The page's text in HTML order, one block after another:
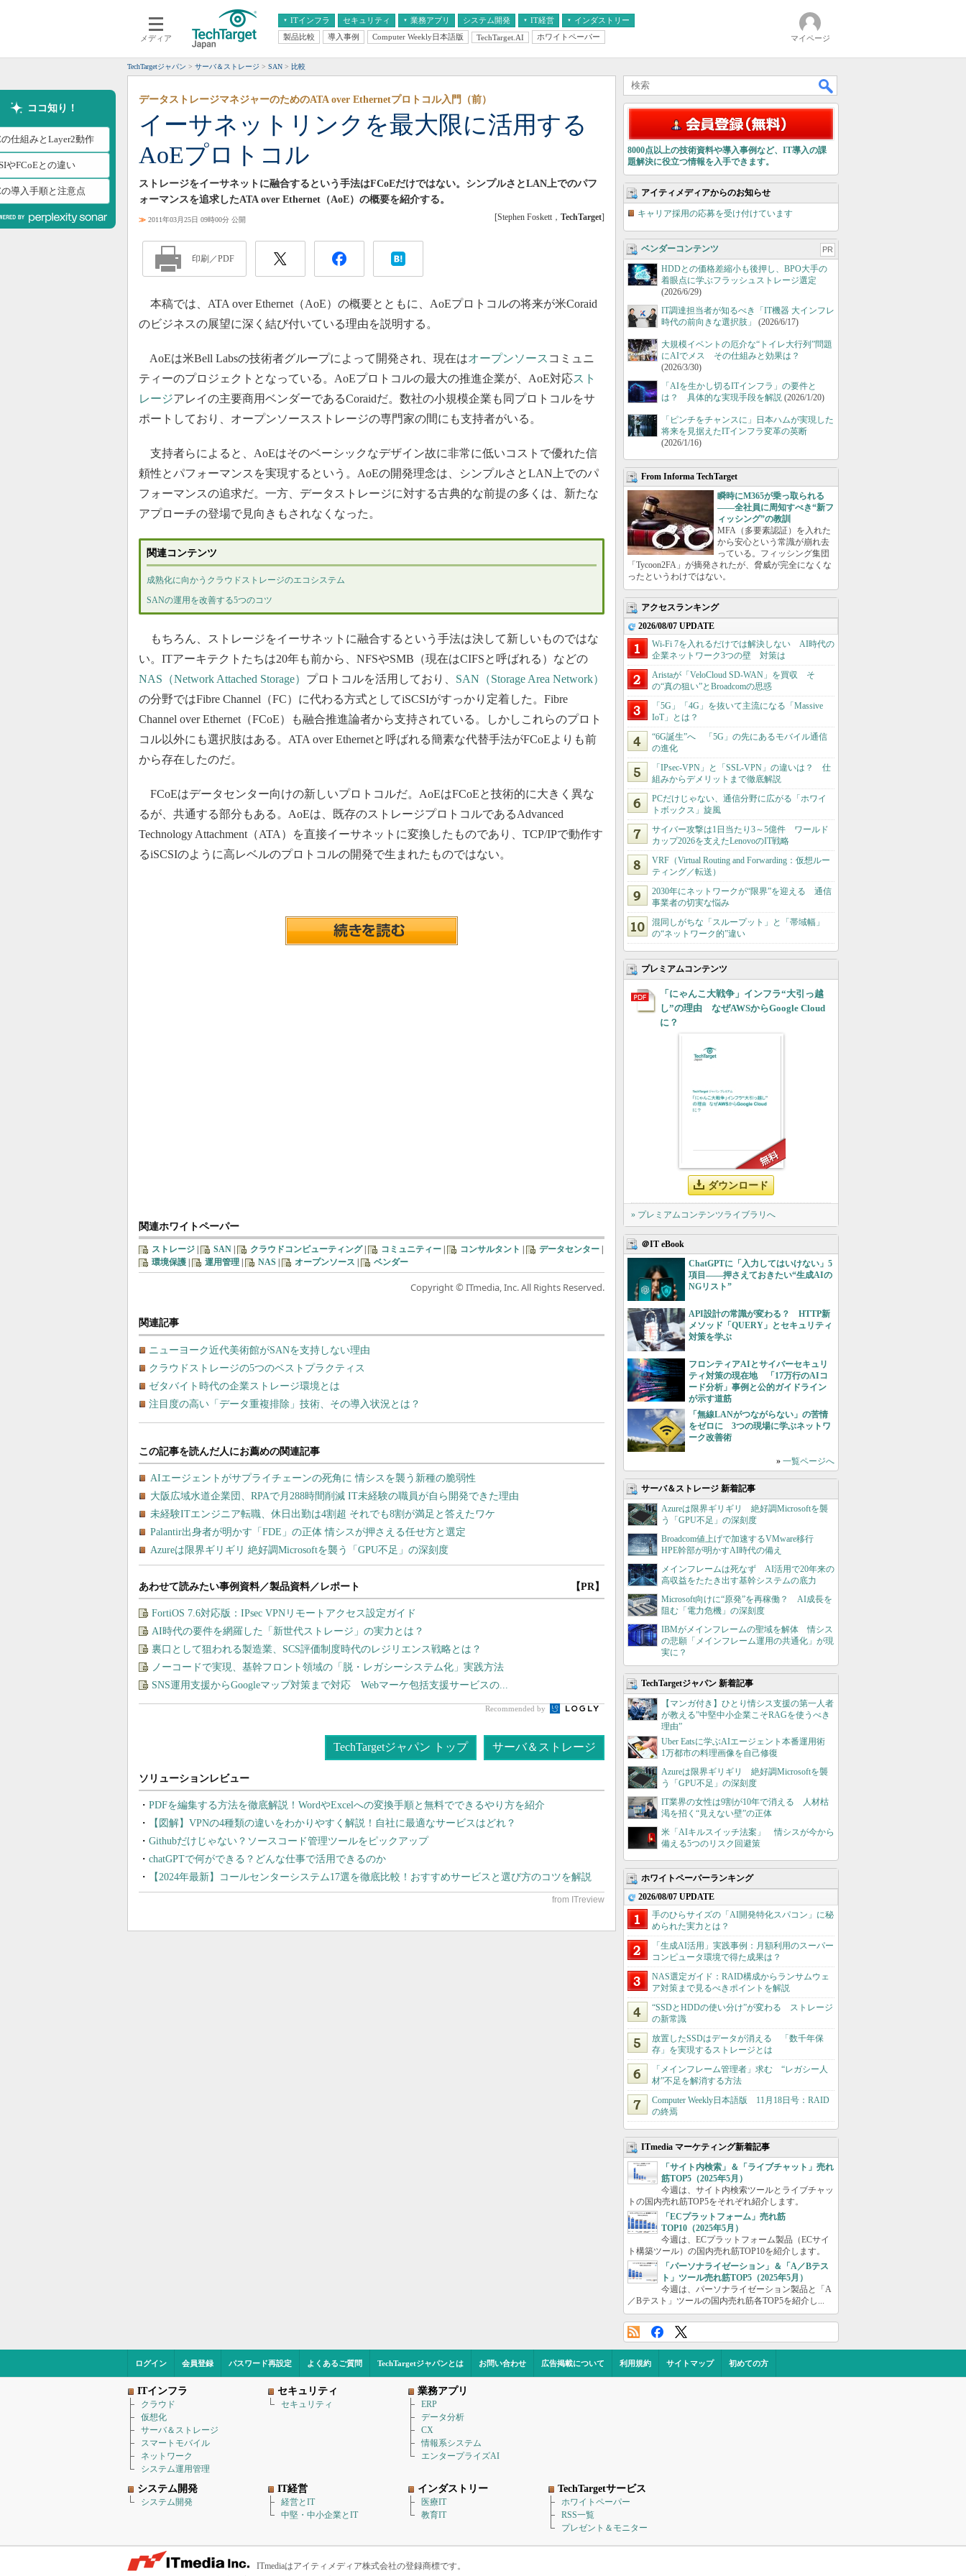
メディア
ITインフラ
クラウド
スマートモバイル
ネットワーク
システム運用管理
セキュリティ 業務アプリ
エンタープライズAI
ERP
CX
情報系システム
システム開発 IT経営
経営とIT
インダストリー
医療IT
製品比較 導入事例 Computer Weekly日本語版 TechTarget.AI ホワイトペーパー マイページ
TechTargetジャパン サーバ＆ストレージ SAN 比較
ココ知り！
仕組みとLayer2動作
やFCoEとの違い
導入手順と注意点
イーサネットリンクを最大限に活用する
AoEプロトコル
データストレージマネジャーのためのATA over Ethernetプロトコル入門（前）
ストレージをイーサネットに融合するという手法はFCoEだけではない。シンプルさとLAN上でのパフ
ォーマンスを追求したATA over Ethernet（AoE）の概要を紹介する。
≫ 2011年03月25日 09時00分 公開 [Stephen Foskett， TechTarget]
印刷／PDF
本稿では、ATA over Ethernet（AoE）の概要とともに、AoEプロトコルの将来が米Coraid
のビジネスの展望に深く結び付いている理由を説明する。
AoEは米Bell Labsの技術者グループによって開発され、現在はオープンソース コミュニ
ティーのプロジェクトとなっている。AoEプロトコルの最大の推進企業が、AoE対応スト
レージアレイの主要商用ベンダーであるCoraidだ。数社の小規模企業も同プロトコルをサ
ポートしており、オープンソースストレージの専門家の間にも支持者がいる。
支持者らによると、AoEはそのベーシックなデザイン故に非常に低いコストで優れた信
頼性とパフォーマンスを実現するという。AoEの開発理念は、シンプルさとLAN上でのパ
フォーマンスの追求だ。一方、データストレージに対する古典的な前提の多くは、新たな
アプローチの登場で見向きもされなくなった。
関連コンテンツ
成熟化に向かうクラウドストレージのエコシステム
SANの運用を改善する5つのコツ
もちろん、ストレージをイーサネットに融合するという手法は決して新しいものではな
い。ITアーキテクトたちは20年も前から、NFSやSMB（現在はCIFSと呼ばれる）などの
NAS（Network Attached Storage） プロトコルを活用しており、 SAN（Storage Area Network）
の分野ではFibre Channel（FC）に代わる方式としてiSCSIがすっかり定着した。Fibre
Channel over Ethernet（FCoE）も融合推進論者から支持されている。しかしこれらのプロト
コル以外にも選択肢はある。ATA over Ethernetと呼ばれる簡素な代替手法がFCoEよりも前
から存在したのだ。
FCoEはデータセンター向けの新しいプロトコルだ。AoEはFCoEと技術的に大きく異な
るが、共通する部分もある。AoEは、既存のストレージプロトコルであるAdvanced
Technology Attachment（ATA）を直接イーサネットに変換したものであり、TCP/IPで動作す
るiSCSIのように高レベルのプロトコルの開発で生まれたものではない。
関連ホワイトペーパー
ストレージ SAN クラウドコンピューティング| コミュニティー コンサルタント データセンター
環境保護
運用管理 NAS オープンソース ベンダー
Copyright © ITmedia, Inc. All Rights Reserved.
関連記事
ニューヨーク近代美術館がSANを支持しない理由
クラウドストレージの5つのベストプラクティス
ゼタバイト時代の企業ストレージ環境とは
注目度の高い「データ重複排除」技術、その導入状況とは？
あわせて読みたい事例資料／製品資料／レポート 【PR】
FortiOS 7.6対応版：IPsec VPNリモートアクセス設定ガイド
AI時代の要件を網羅した「新世代ストレージ」の実力とは？
裏口として狙われる製造業、SCS評価制度時代のレジリエンス戦略とは？
ノーコードで実現、基幹フロント領域の「脱・レガシーシステム化」実践方法
SNS運用支援からGoogleマップ対策まで対応 Webマーケ包括支援サービスの...
Recommended by
TechTargetジャパン トップ サーバ＆ストレージ
PDFを編集する方法を徹底解説！WordやExcelへの変換手順と無料でできるやり方を紹介
【図解】VPNの4種類の違いをわかりやすく解説！自社に最適なサービスはどれ？
Githubだけじゃない？ソースコード管理ツールをピックアップ
chatGPTで何ができる？どんな仕事で活用できるのか
【2024年最新】コールセンターシステム17選を徹底比較！おすすめサービスと選び方のコツを解説
8000点以上の技術資料や導入事例など、IT導入の課
題解決に役立つ情報を入手できます。
アイティメディアからのお知らせ
キャリア採用の応募を受け付けています
ベンダーコンテンツ PR
HDDとの価格差縮小も後押し、BPO大手の
着眼点に学ぶフラッシュストレージ選定
(2026/6/29)
IT調達担当者が知るべき「IT機器 大インフレ
時代の前向きな選択肢」
(2026/6/17)
大規模イベントの厄介な“トイレ大行列”問題
にAIでメス その仕組みと効果は？
(2026/3/30)
「AIを生かし切るITインフラ」の要件と
は？ 具体的な実現手段を解説 (2026/1/20)
「ピンチをチャンスに」日本ハムが実現した
将来を見据えたITインフラ変革の英断
(2026/1/16)
From Informa TechTarget
瞬時にM365が乗っ取られる
――全社員に周知すべき“新フ
ィッシング”の教訓
MFA（多要素認証）を入れた
から安心という常識が崩れ去
っている。フィッシング集団
「Tycoon2FA」が摘発されたが、脅威が完全になくな
ったというわけではない。
アクセスランキング
2026/08/07 UPDATE
Wi-Fi 7を入れるだけでは解決しない AI時代の
企業ネットワーク3つの壁 対策は
Aristaが「VeloCloud SD-WAN」を買収 そ
の“真の狙い”とBroadcomの思惑
「5G」「4G」を抜いて主流になる「Massive
IoT」とは？
“6G誕生”へ 「5G」の先にあるモバイル通信
の進化
「IPsec-VPN」と「SSL-VPN」の違いは？ 仕
組みからデメリットまで徹底解説
PCだけじゃない、通信分野に広がる「ホワイ
トボックス」旋風
サイバー攻撃は1日当たり3～5億件 ワールド
カップ2026を支えたLenovoのIT戦略
VRF（Virtual Routing and Forwarding：仮想ルー
ティング／転送）
2030年にネットワークが“限界”を迎える 通信
事業者の切実な悩み
混同しがちな「スループット」と「帯域幅」
の“ネットワーク的”違い
プレミアムコンテンツ
「にゃんこ大戦争」インフラ“大引っ越
し”の理由 なぜAWSからGoogle Cloud
に？
ダウンロード
» プレミアムコンテンツライブラリへ
＠IT eBook
ChatGPTに「入力してはいけない」5
項目――押さえておきたい“生成AIの
NGリスト”
API設計の常識が変わる？ HTTP新
メソッド「QUERY」とセキュリティ
対策を学ぶ
フロンティアAIとサイバーセキュリ
ティ対策の現在地 「17万行のAIコ
ード分析」事例と公的ガイドライン
が示す道筋
「無線LANがつながらない」の苦情
をゼロに 3つの現場に学ぶネットワ
ーク改善術
» 一覧ページへ
サーバ＆ストレージ 新着記事
Azureは限界ギリギリ 絶好調Microsoftを襲
う「GPU不足」の深刻度
Broadcom値上げで加速するVMware移行
HPE幹部が明かすAI時代の備え
メインフレームは死なず AI活用で20年来の
高収益をたたき出す基幹システムの底力
Microsoft向けに“原発”を再稼働？ AI成長を
阻む「電力危機」の深刻度
IBMがメインフレームの聖域を解体 情シス
の悲願「メインフレーム運用の共通化」が現
実に？
TechTargetジャパン 新着記事
【マンガ付き】ひとり情シス支援の第一人者
が教える”中堅中小企業こそRAGを使うべき
理由”
Uber Eatsに学ぶAIエージェント本番運用術
1万都市の料理画像を自己修復
Azureは限界ギリギリ 絶好調Microsoftを襲
う「GPU不足」の深刻度
IT業界の女性は9割が10年で消える 人材枯
渇を招く“見えない壁”の正体
米「AIキルスイッチ法案」 情シスが今から
備える5つのリスク回避策
ホワイトペーパーランキング
2026/08/07 UPDATE
手のひらサイズの「AI開発特化スパコン」に秘
められた実力とは？
「生成AI活用」実践事例：月額利用のスーパー
コンピュータ環境で得た成果は？
NAS選定ガイド：RAID構成からランサムウェ
ア対策まで見るべきポイントを解説
“SSDとHDDの使い分け”が変わる ストレージ
の新常識
放置したSSDはデータが消える 「数千年保
存」を実現するストレージとは
「メインフレーム管理者」求む “レガシー人
材”不足を解消する方法
Computer Weekly日本語版 11月18日号：RAID
の終焉
ITmedia マーケティング新着記事
「サイト内検索」＆「ライブチャット」売れ
筋TOP5（2025年5月）
今週は、サイト内検索ツールとライブチャッ
トの国内売れ筋TOP5をそれぞれ紹介します。
「ECプラットフォーム」売れ筋
TOP10（2025年5月）
今週は、ECプラットフォーム製品（ECサイ
ト構築ツール）の国内売れ筋TOP10を紹介します。
「パーソナライゼーション」＆「A／Bテス
ト」ツール売れ筋TOP5（2025年5月）
今週は、パーソナライゼーション製品と「A
／Bテスト」ツールの国内売れ筋各TOP5を紹介し...
ログイン 会員登録 パスワード再設定 よくあるご質問 TechTargetジャパンとは お問い合わせ 広告掲載について 利用規約 サイトマップ 初めての方
ITインフラ
クラウド
仮想化
サーバ＆ストレージ
スマートモバイル
ネットワーク
システム運用管理
セキュリティ
セキュリティ
業務アプリ
ERP
データ分析
CX
情報系システム
エンタープライズAI
システム開発
システム開発
IT経営
経営とIT
中堅・中小企業とIT
インダストリー
医療IT
教育IT
TechTargetサービス
ホワイトペーパー
RSS一覧
プレゼント＆モニター
ITmediaはアイティメディア株式会社の登録商標です。